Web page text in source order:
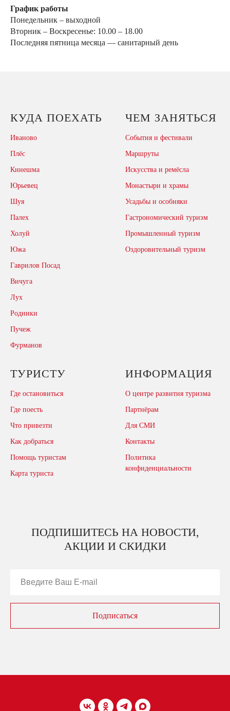
График работы
Понедельник – выходной
Вторник – Воскресенье: 10.00 – 18.00
Последняя пятница месяца — санитарный день
КУДА ПОЕХАТЬ
Иваново
Плёс
Кинешма
Юрьевец
Шуя
Палех
Холуй
Южа
Гаврилов Посад
Вичуга
Лух
Родники
Пучеж
Фурманов
ЧЕМ ЗАНЯТЬСЯ
События и фестивали
Маршруты
Искусства и ремёсла
Монастыри и храмы
Усадьбы и особняки
Гастрономический туризм
Промышленный туризм
Оздоровительный туризм
ТУРИСТУ
Где остановиться
Где поесть
Что привезти
Как добраться
Помощь туристам
Карта туриста
ИНФОРМАЦИЯ
О центре развития туризма
Партнёрам
Для СМИ
Контакты
Политика
конфиденциальности
ПОДПИШИТЕСЬ НА НОВОСТИ,
АКЦИИ И СКИДКИ
Подписаться